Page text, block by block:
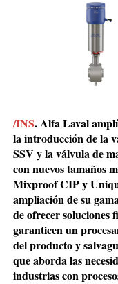
/INS. Alfa Laval
la introducción de la
SSV y la válvula de
con nuevos tamaños
Mixproof CIP y
ampliación de su
de ofrecer soluciones
garanticen un
del producto y
que aborda las
industrias con